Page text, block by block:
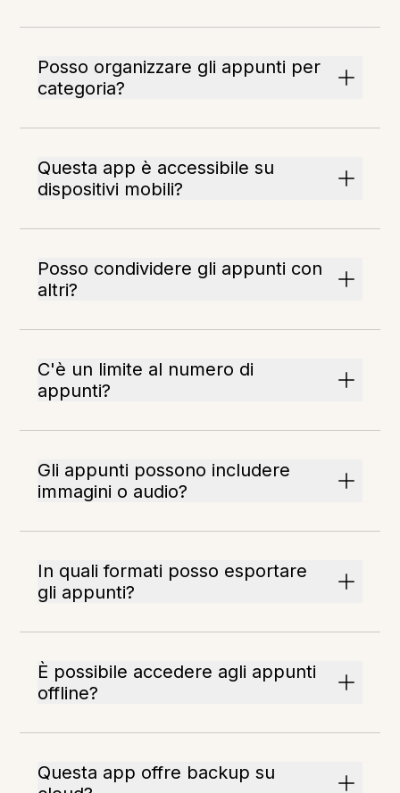
Posso organizzare gli appunti per
categoria?
Questa app è accessibile su
dispositivi mobili?
Posso condividere gli appunti con
altri?
C'è un limite al numero di
appunti?
Gli appunti possono includere
immagini o audio?
In quali formati posso esportare
gli appunti?
È possibile accedere agli appunti
offline?
Questa app offre backup su